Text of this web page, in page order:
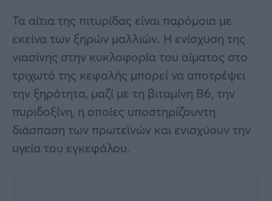
Τα αίτια της πιτυρίδας είναι παρόμοια με
εκείνα των ξηρών μαλλιών. Η ενίσχυση της
νιασίνης στην κυκλοφορία του αίματος στο
τριχωτό της κεφαλής μπορεί να αποτρέψει
την ξηρότητα, μαζί με τη βιταμίνη Β6, την
πυριδοξίνη, η οποίες υποστηρίζουντη
διάσπαση των πρωτεϊνών και ενισχύουν την
υγεία του εγκεφάλου.